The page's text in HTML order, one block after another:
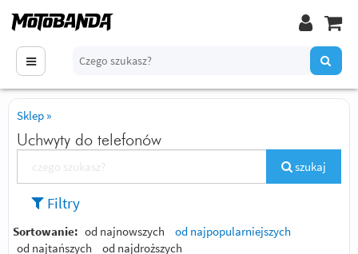
Sklep »
Uchwyty do telefonów
szukaj
Filtry
Sortowanie: od najnowszych
od najpopularniejszych
od najtańszych
od najdroższych